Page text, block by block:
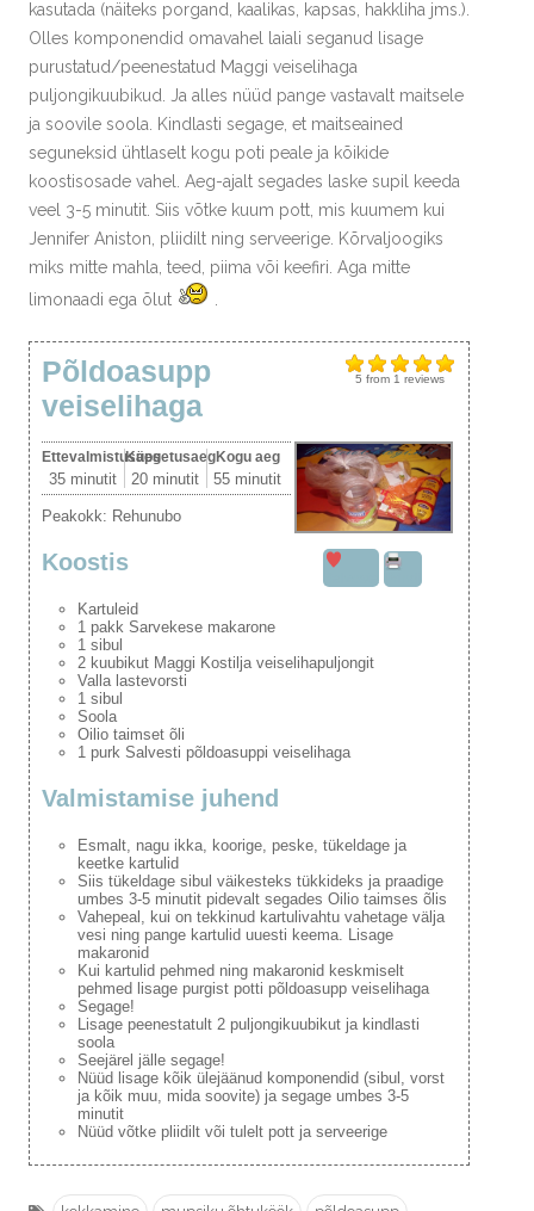
kasutada (näiteks porgand, kaalikas, kapsas, hakkliha jms.).
Olles komponendid omavahel laiali seganud lisage
purustatud/peenestatud Maggi veiselihaga
puljongikuubikud. Ja alles nüüd pange vastavalt maitsele
ja soovile soola. Kindlasti segage, et maitseained
seguneksid ühtlaselt kogu poti peale ja kõikide
koostisosade vahel. Aeg-ajalt segades laske supil keeda
veel 3-5 minutit. Siis võtke kuum pott, mis kuumem kui
Jennifer Aniston, pliidilt ning serveerige. Kõrvaljoogiks
miks mitte mahla, teed, piima või keefiri. Aga mitte
limonaadi ega õlut
5 from 1 reviews
Põldoasupp
veiselihaga
Salvesta Prindi
Ettevalmistusaeg
35 minutit
Küpsetusaeg
20 minutit
Kogu aeg
55 minutit
Peakokk: Rehunubo
Koostis
Kartuleid
1 pakk Sarvekese makarone
1 sibul
2 kuubikut Maggi Kostilja veiselihapuljongit
Valla lastevorsti
1 sibul
Soola
Oilio taimset õli
1 purk Salvesti põldoasuppi veiselihaga
Valmistamise juhend
Esmalt, nagu ikka, koorige, peske, tükeldage ja
keetke kartulid
Siis tükeldage sibul väikesteks tükkideks ja praadige
umbes 3-5 minutit pidevalt segades Oilio taimses õlis
Vahepeal, kui on tekkinud kartulivahtu vahetage välja
vesi ning pange kartulid uuesti keema. Lisage
makaronid
Kui kartulid pehmed ning makaronid keskmiselt
pehmed lisage purgist potti põldoasupp veiselihaga
Segage!
Lisage peenestatult 2 puljongikuubikut ja kindlasti
soola
Seejärel jälle segage!
Nüüd lisage kõik ülejäänud komponendid (sibul, vorst
ja kõik muu, mida soovite) ja segage umbes 3-5
minutit
Nüüd võtke pliidilt või tulelt pott ja serveerige